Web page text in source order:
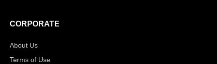
CORPORATE
About Us
Terms of Use